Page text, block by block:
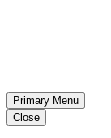
Primary Menu
Close